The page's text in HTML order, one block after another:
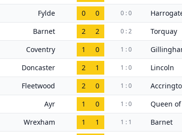
Fylde 0 0 0 : 0
Barnet 2 2 0 : 2 Torquay
Coventry 1 0 1 : 0
Doncaster 2 1 1 : 0 Lincoln
Fleetwood 2 0 1 : 0
Ayr 1 0 1 : 0 Queen
Wrexham 1 1 1 : 1 Barnet